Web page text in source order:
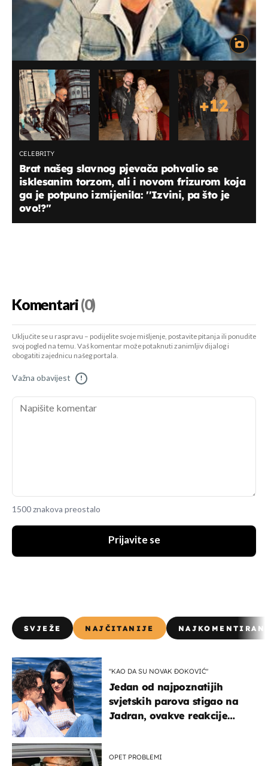
+12
CELEBRITY
Brat našeg slavnog pjevača pohvalio se
isklesanim torzom, ali i novom frizurom koja
ga je potpuno izmijenila: ''Izvini, pa što je
ovo!?''
Komentari(0)
Uključite se u raspravu – podijelite svoje mišljenje, postavite pitanja ili ponudite
svoj pogled na temu. Vaš komentar može potaknuti zanimljiv dijalog i
obogatiti zajednicu našeg portala.
Važna obavijest !
1500 znakova preostalo
Prijavite se
SVJEŽE NAJČITANIJE
"KAO DA SU NOVAK ĐOKOVIĆ"
Jedan od najpoznatijih
svjetskih parova stigao na
Jadran, ovakve reakcije
OPET PROBLEMI